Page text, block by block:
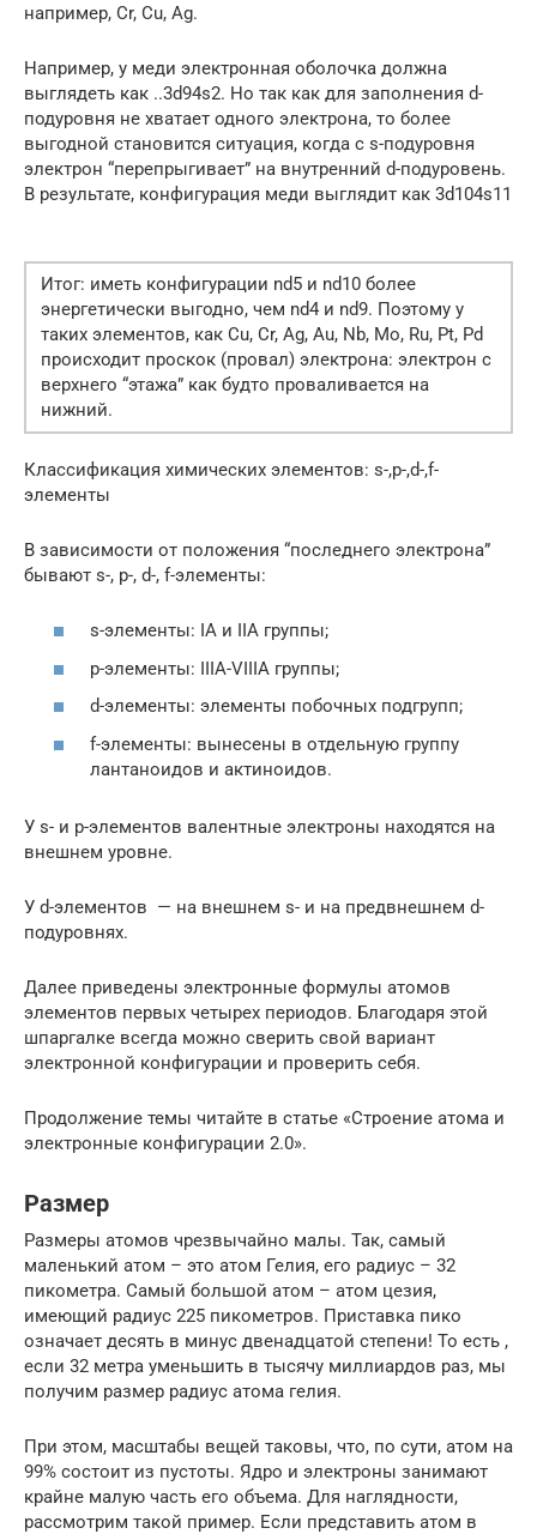
например, Cr, Cu, Ag.
Например, у меди электронная оболочка должна
выглядеть как ..3d94s2. Но так как для заполнения d-
подуровня не хватает одного электрона, то более
выгодной становится ситуация, когда с s-подуровня
электрон “перепрыгивает” на внутренний d-подуровень.
В результате, конфигурация меди выглядит как 3d104s11
Итог: иметь конфигурации nd5 и nd10 более
энергетически выгодно, чем nd4 и nd9. Поэтому у
таких элементов, как Cu, Cr, Ag, Au, Nb, Mo, Ru, Pt, Pd
происходит проскок (провал) электрона: электрон с
верхнего “этажа” как будто проваливается на
нижний.
Классификация химических элементов: s-,p-,d-,f-
элементы
В зависимости от положения “последнего электрона”
бывают s-, p-, d-, f-элементы:
s-элементы: IA и IIA группы;
p-элементы: IIIA-VIIIA группы;
d-элементы: элементы побочных подгрупп;
f-элементы: вынесены в отдельную группу
лантаноидов и актиноидов.
У s- и p-элементов валентные электроны находятся на
внешнем уровне.
У d-элементов — на внешнем s- и на предвнешнем d-
подуровнях.
Далее приведены электронные формулы атомов
элементов первых четырех периодов. Благодаря этой
шпаргалке всегда можно сверить свой вариант
электронной конфигурации и проверить себя.
Продолжение темы читайте в статье «Строение атома и
электронные конфигурации 2.0».
Размер
Размеры атомов чрезвычайно малы. Так, самый
маленький атом – это атом Гелия, его радиус – 32
пикометра. Самый большой атом – атом цезия,
имеющий радиус 225 пикометров. Приставка пико
означает десять в минус двенадцатой степени! То есть ,
если 32 метра уменьшить в тысячу миллиардов раз, мы
получим размер радиус атома гелия.
При этом, масштабы вещей таковы, что, по сути, атом на
99% состоит из пустоты. Ядро и электроны занимают
крайне малую часть его объема. Для наглядности,
рассмотрим такой пример. Если представить атом в